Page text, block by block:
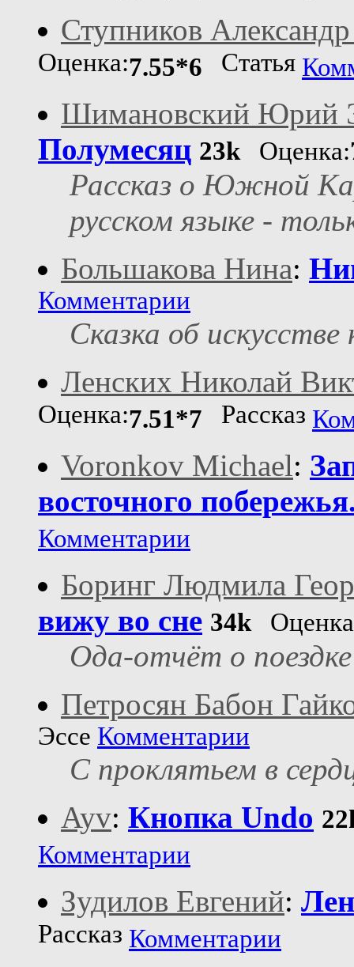
Ступников
Оценка:7.55*6 Статья
Шимановский Юрий
Полумесяц 23kОценка:
Рассказ о Южной
русском языке -
Большакова Нина:
Комментарии
Сказка об
Ленских Николай
Оценка:7.51*7 Рассказ
Voronkov Michael:
восточного
Комментарии
Боринг Людмила
вижу во сне 34k
Ода-отчёт о
Петросян Бабон
Эссе Комментарии
С проклятьем в
Ayv: Кнопка Undo
Комментарии
Зудилов Евгений:
Рассказ Комментарии